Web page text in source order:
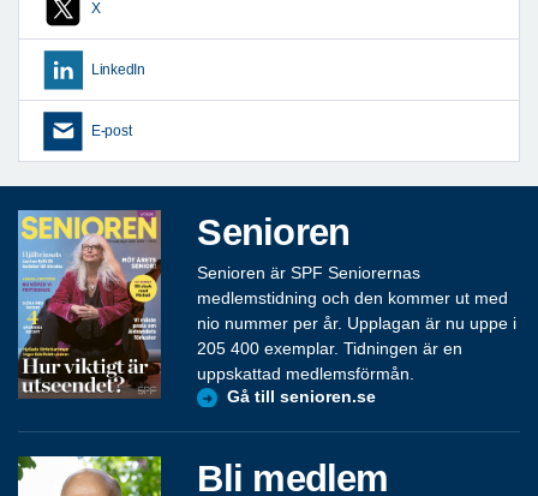
X
LinkedIn
E-post
Senioren
Senioren är SPF Seniorernas
medlemstidning och den kommer ut med
nio nummer per år. Upplagan är nu uppe i
205 400 exemplar. Tidningen är en
uppskattad medlemsförmån.
Gå till senioren.se
Bli medlem